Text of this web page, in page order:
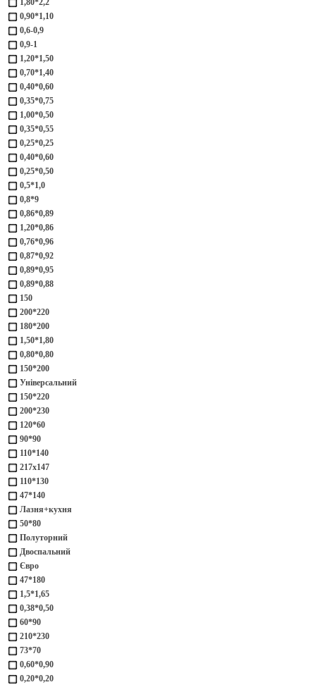
1,80*2,2
0,90*1,10
0,6-0,9
0,9-1
1,20*1,50
0,70*1,40
0,40*0,60
0,35*0,75
1,00*0,50
0,35*0,55
0,25*0,25
0,40*0,60
0,25*0,50
0,5*1,0
0,8*9
0,86*0,89
1,20*0,86
0,76*0,96
0,87*0,92
0,89*0,95
0,89*0,88
150
200*220
180*200
1,50*1,80
0,80*0,80
150*200
Універсальний
150*220
200*230
120*60
90*90
110*140
217х147
110*130
47*140
Лазня+кухня
50*80
Полуторний
Двоспальний
Євро
47*180
1,5*1,65
0,38*0,50
60*90
210*230
73*70
0,60*0,90
0,20*0,20